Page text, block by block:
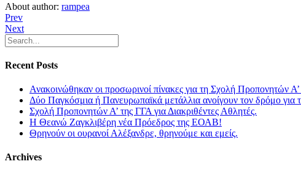
About author: rampea
Prev
Next
Recent Posts
Ανακοινώθηκαν οι προσωρινοί πίνακες για τη Σχολή Προπονητών
Δύο Παγκόσμια ή Πανευρωπαϊκά μετάλλια ανοίγουν τον δρόμο για
Σχολή Προπονητών Α’ της ΓΓΑ για Διακριθέντες Αθλητές.
Η Θεανώ Ζαγκλιβέρη νέα Πρόεδρος της ΕΟΑΒ!
Θρηνούν οι ουρανοί Αλέξανδρε, θρηνούμε και εμείς.
Archives